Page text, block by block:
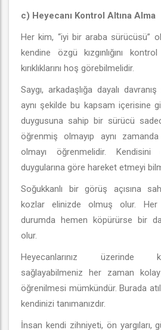
c) Heyecanı Kontrol Altına Alma
Her kim, “iyi bir araba sürücüsü”
kendine özgü kızgınlığını
kırıklıklarını hoş görebilmelidir.
Saygı, arkadaşlığa dayalı
aynı şekilde bu kapsam içerisine
duygusuna sahip bir sürücü
öğrenmiş olmayıp aynı
olmayı öğrenmelidir. Kendisini
duygularına göre hareket etmeyi
Soğukkanlı bir görüş açısına
kozlar elinizde olmuş olur.
durumda hemen köpürürse bir
olur.
Heyecanlarınız üzerinde
sağlayabilmeniz her zaman
öğrenilmesi mümkündür. Burada
kendinizi tanımanızdır.
İnsan kendi zihniyeti, ön yargıları,